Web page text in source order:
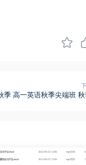
季 高一英语秋季尖端班